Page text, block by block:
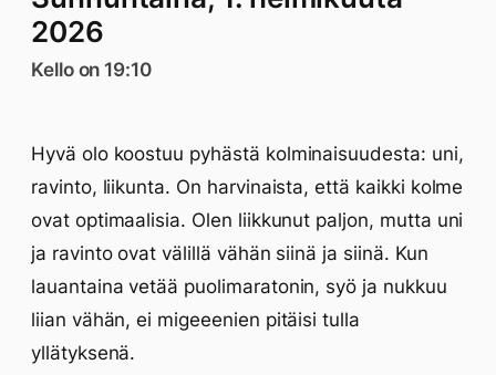
2026
Kello on 19:10
Hyvä olo koostuu pyhästä kolminaisuudesta: uni,
ravinto, liikunta. On harvinaista, että kaikki kolme
ovat optimaalisia. Olen liikkunut paljon, mutta uni
ja ravinto ovat välillä vähän siinä ja siinä. Kun
lauantaina vetää puolimaratonin, syö ja nukkuu
liian vähän, ei migeeenien pitäisi tulla
yllätyksenä.